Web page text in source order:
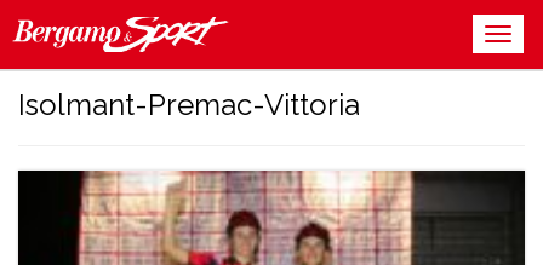
Isolmant-Premac-Vittoria